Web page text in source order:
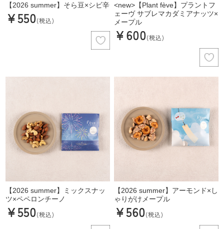
【2026 summer】そら豆×シビ辛
¥550(税込)
<new>【Plant fève】プラントフ
ェーヴ サブレマカダミアナッツ×
メープル
¥600(税込)
【2026 summer】ミックスナッ
ツ×ペペロンチーノ
¥550(税込)
【2026 summer】アーモンド×し
ゃりがけメープル
¥560(税込)